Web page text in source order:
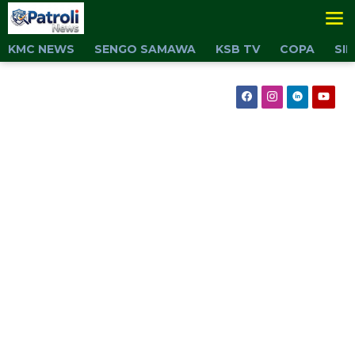
Lewati
ke
konten
KMC NEWS
SENGO SAMAWA KSB TV COPA